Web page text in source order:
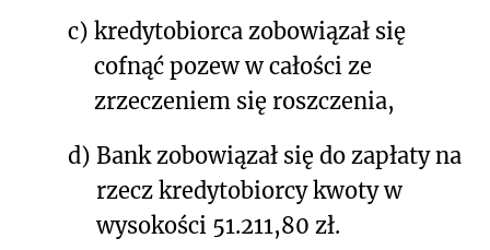
c) kredytobiorca zobowiązał się
cofnąć pozew w całości ze
zrzeczeniem się roszczenia,
d) Bank zobowiązał się do zapłaty na
rzecz kredytobiorcy kwoty w
wysokości 51.211,80 zł.